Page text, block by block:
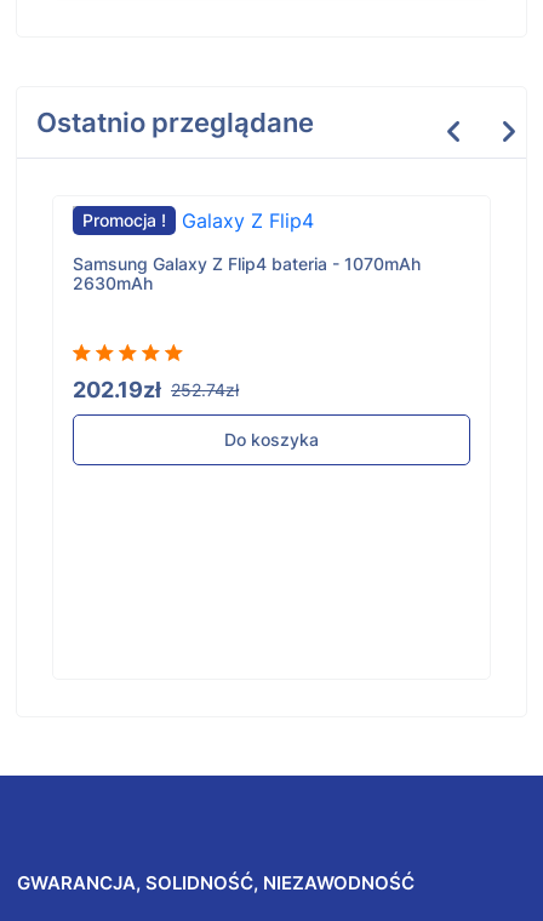
Ostatnio przeglądane
Promocja !
Samsung Galaxy Z Flip4 bateria - 1070mAh
2630mAh
202.19zł 252.74zł
Do koszyka
GWARANCJA, SOLIDNOŚĆ, NIEZAWODNOŚĆ